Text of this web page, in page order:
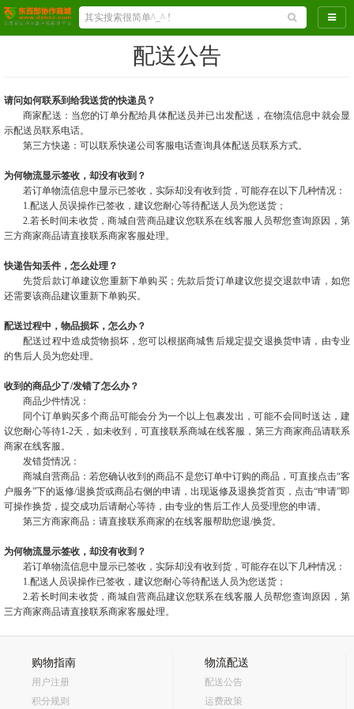
导航
配送公告
请问如何联系到给我送货的快递员？
商家配送：当您的订单分配给具体配送员并已出发配送，在物流信息中就会显
示配送员联系电话。
第三方快递：可以联系快递公司客服电话查询具体配送员联系方式。
为何物流显示签收，却没有收到？
若订单物流信息中显示已签收，实际却没有收到货，可能存在以下几种情况：
1.配送人员误操作已签收，建议您耐心等待配送人员为您送货；
2.若长时间未收货，商城自营商品建议您联系在线客服人员帮您查询原因，第
三方商家商品请直接联系商家客服处理。
快递告知丢件，怎么处理？
先货后款订单建议您重新下单购买；先款后货订单建议您提交退款申请，如您
还需要该商品建议重新下单购买。
配送过程中，物品损坏，怎么办？
配送过程中造成货物损坏，您可以根据商城售后规定提交退换货申请，由专业
的售后人员为您处理。
收到的商品少了/发错了怎么办？
商品少件情况：
同个订单购买多个商品可能会分为一个以上包裹发出，可能不会同时送达，建
议您耐心等待1-2天，如未收到，可直接联系商城在线客服，第三方商家商品请联系
商家在线客服。
发错货情况：
商城自营商品：若您确认收到的商品不是您订单中订购的商品，可直接点击“客
户服务”下的返修/退换货或商品右侧的申请，出现返修及退换货首页，点击“申请”即
可操作换货，提交成功后请耐心等待，由专业的售后工作人员受理您的申请。
第三方商家商品：请直接联系商家的在线客服帮助您退/换货。
为何物流显示签收，却没有收到？
若订单物流信息中显示已签收，实际却没有收到货，可能存在以下几种情况：
1.配送人员误操作已签收，建议您耐心等待配送人员为您送货；
2.若长时间未收货，商城自营商品建议您联系在线客服人员帮您查询原因，第
三方商家商品请直接联系商家客服处理。
购物指南
用户注册
积分规则
物流配送
配送公告
运费政策